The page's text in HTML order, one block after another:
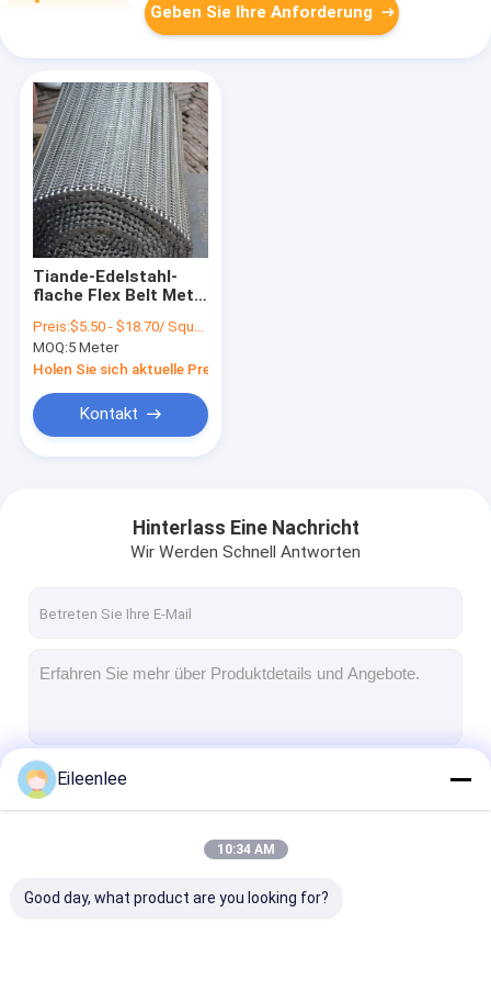
Geben Sie Ihre Anforderung
Tiande-Edelstahl-
flache Flex Belt Metal
Kettenmasche
Preis:$5.50 - $18.70/ Square Meter|1 Square Meter/Square Meters(Min. Order)
MOQ:5 Meter
Holen Sie sich aktuelle Preis
Kontakt
Hinterlass Eine Nachricht
Wir Werden Schnell Antworten
Eileenlee
10:34 AM
Good day, what product are you looking for?